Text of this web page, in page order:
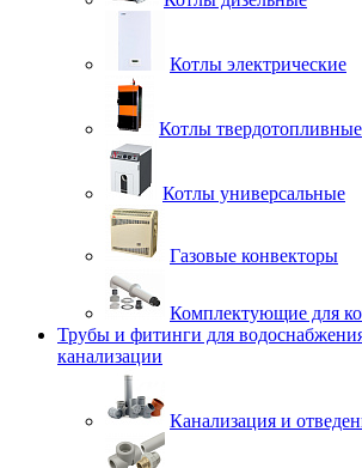
Котлы электрические
Котлы твердотопливные
Котлы универсальные
Газовые конвекторы
Комплектующие для
Трубы и фитинги для
канализации
Канализация и